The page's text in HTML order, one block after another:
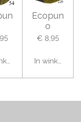
Ecopun
o
€ 8,95
In